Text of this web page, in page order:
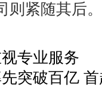
则紧随其后。
专业服务
突破百亿